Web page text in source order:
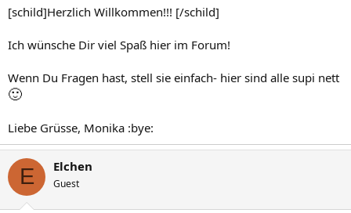
[schild]Herzlich Willkommen!!! [/schild]
Ich wünsche Dir viel Spaß hier im Forum!
Wenn Du Fragen hast, stell sie einfach- hier sind alle supi nett
🙂
Liebe Grüsse, Monika :bye:
E Elchen
Guest